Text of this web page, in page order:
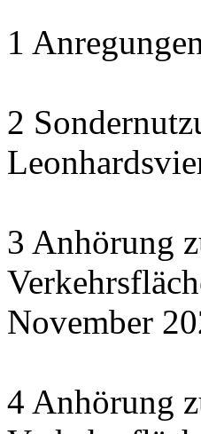
1
2
3 Anhörung
November
4 Anhörung